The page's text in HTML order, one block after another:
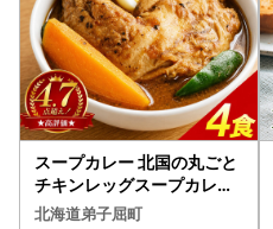
スープカレー 北国の丸ごと
チキンレッグスープカレー
4個 3739
北海道弟子屈町